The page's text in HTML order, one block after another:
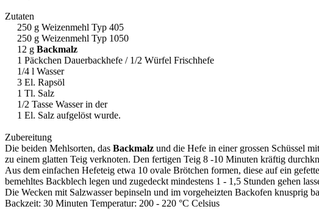
Zutaten
250 g Weizenmehl Typ 405
250 g Weizenmehl Typ 1050
12 g Backmalz
1 Päckchen Dauerbackhefe / 1/2 Würfel Frischhefe
1/4 l Wasser
3 El. Rapsöl
1 Tl. Salz
1/2 Tasse Wasser in der
1 El. Salz aufgelöst wurde.
Zubereitung
Die beiden Mehlsorten, das Backmalz und die Hefe in einer grossen Schüssel
zu einem glatten Teig verknoten. Den fertigen Teig 8 -10 Minuten kräftig
Aus dem einfachen Hefeteig etwa 10 ovale Brötchen formen, diese auf ein
bemehltes Backblech legen und zugedeckt mindestens 1 - 1,5 Stunden gehen
Die Wecken mit Salzwasser bepinseln und im vorgeheizten Backofen knusprig
Backzeit: 30 Minuten Temperatur: 200 - 220 °C Celsius